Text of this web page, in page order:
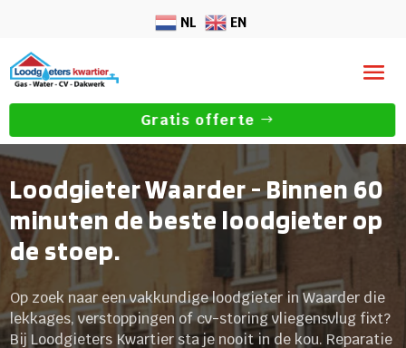
NL EN
Gratis offerte
Loodgieter Waarder - Binnen 60
minuten de beste loodgieter op
de stoep.
Op zoek naar een vakkundige loodgieter in Waarder die
lekkages, verstoppingen of cv-storing vliegensvlug fixt?
Bij Loodgieters Kwartier sta je nooit in de kou. Reparatie